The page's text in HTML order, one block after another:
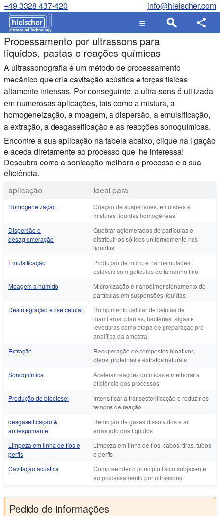
+49 3328 437-420 info@hielscher.com
Processamento por ultrassons para
líquidos, pastas e reações químicas
A ultrassonografia é um método de processamento
mecânico que cria cavitação acústica e forças físicas
altamente intensas. Por conseguinte, a ultra-sons é utilizada
em numerosas aplicações, tais como a mistura, a
homogeneização, a moagem, a dispersão, a emulsificação,
a extração, a desgaseificação e as reacções sonoquímicas.
Encontre a sua aplicação na tabela abaixo, clique na ligação
e aceda diretamente ao processo que lhe interessa!
Descubra como a sonicação melhora o processo e a sua
eficiência.
aplicação
Ideal para
Homogeneização
Criação de suspensões, emulsões e
misturas líquidas homogéneas
Dispersão e
desaglomeração
Quebrar aglomerados de partículas e
distribuir os sólidos uniformemente nos
líquidos
Emulsificação
Produção de micro e nanoemulsões
estáveis com gotículas de tamanho fino
Moagem a húmido
Micronização e nanodimensionamento de
partículas em suspensões líquidas
Desintegração e lise celular
Rompimento celular de células de
mamíferos, plantas, bactérias, algas e
leveduras como etapa de preparação pré-
analítica da amostra.
Extração
Recuperação de compostos bioativos,
óleos, proteínas e extratos naturais
Sonoquímica
Acelerar reações químicas e melhorar a
eficiência dos processos
Produção de biodiesel
Intensificar a transesterificação e reduzir os
tempos de reação
desgaseificação &
antiespumante
Remoção de gases dissolvidos e ar
arrastado dos líquidos
Limpeza em linha de fios e
perfis
Limpeza em linha de fios, cabos, tiras, tubos
e perfis
Cavitação acústica
Compreender o princípio físico subjacente
ao processamento por ultrassons
Pedido de informações